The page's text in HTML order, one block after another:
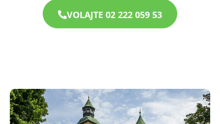
VOLAJTE 02 222 059 53